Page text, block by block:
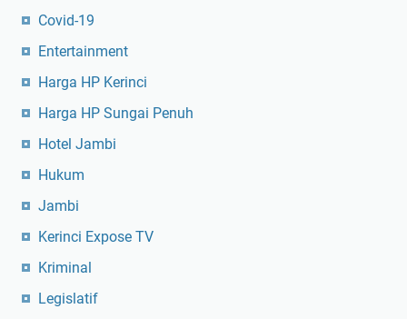
Covid-19
Entertainment
Harga HP Kerinci
Harga HP Sungai Penuh
Hotel Jambi
Hukum
Jambi
Kerinci Expose TV
Kriminal
Legislatif